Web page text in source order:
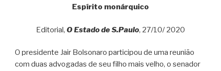
Espírito monárquico
Editorial, O Estado de S.Paulo, 27/10/ 2020
O presidente Jair Bolsonaro participou de uma reunião
com duas advogadas de seu filho mais velho, o senador